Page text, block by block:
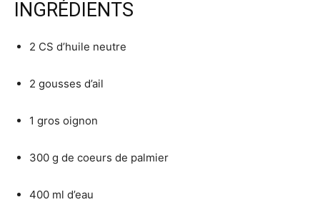
INGRÉDIENTS
2 CS d’huile neutre
2 gousses d’ail
1 gros oignon
300 g de coeurs de palmier
400 ml d’eau